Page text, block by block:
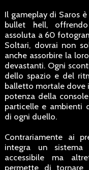
Il gameplay di Saros
bullet hell,
assoluta a 60
Soltari, dovrai non
anche assorbire la
devastanti. Ogni
dello spazio e del
balletto mortale dove
potenza della
particelle e ambienti
di ogni duello.
Contrariamente ai
integra un sistema
accessibile ma
permette di tornare